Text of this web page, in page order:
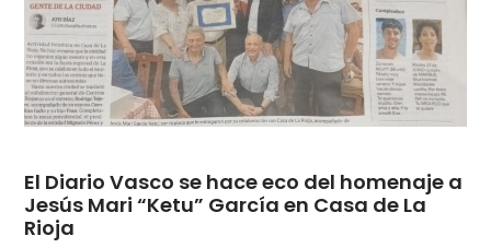
El Diario Vasco se hace eco del homenaje a
Jesús Mari “Ketu” García en Casa de La
Rioja